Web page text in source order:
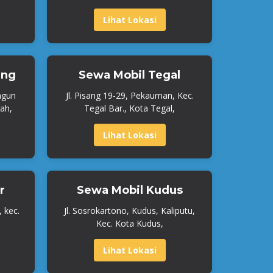
Lihat Lokasi
Sewa Mobil Tegal
Jl. Pisang 19-29, Pekauman, Kec.
Tegal Bar., Kota Tegal,
Lihat Lokasi
kec.
Sewa Mobil Kudus
Jl. Sosrokartono, Kudus, Kaliputu,
Kec. Kota Kudus,
Lihat Lokasi